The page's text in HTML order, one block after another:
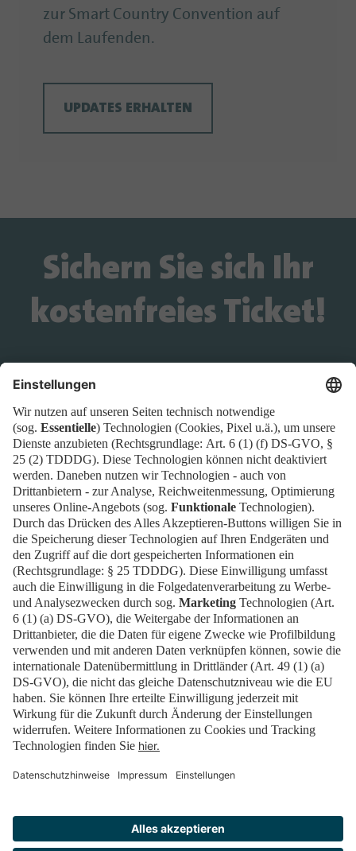
zur Smart Country Convention auf
dem Laufenden.
UPDATES ERHALTEN
Sichern Sie sich Ihr
kostenfreies Ticket!
Wird das Ticket-Widget nicht angezeigt? Dann
buchen Sie Ihr Ticket direkt überdiesen Link!
TicketsNewsblog
KontaktFAQDownloadsNewsletterImpressum
DatenschutzCookies
Erklärung zur BarrierefreiheitBarrierefrei